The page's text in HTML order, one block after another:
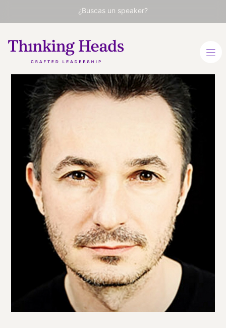
¿Buscas un speaker?
Marco
Tempest
Director en el MIT Media
Lab y tecnólogo creativo en
el Laboratorio de
Propulsión de la NASA.
Conferenciante experto en
ilusión y tecnología digital.
VER PERFIL
Viaja
desde
ESTADOS UNIDOS
NEW YORK